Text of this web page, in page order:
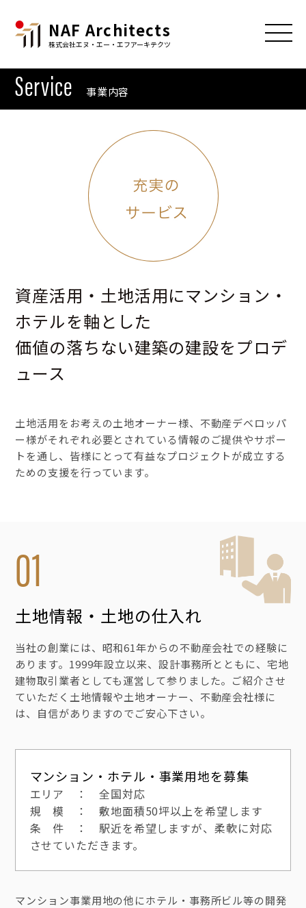
NAF Architects
株式会社エヌ・エー・エフアーキテクツ
Service 事業内容
資産活用・土地活用にマンション・
ホテルを軸とした
価値の落ちない建築の建設をプロデ
ュース
土地活用をお考えの土地オーナー様、不動産デベロッパ
ー様がそれぞれ必要とされている情報のご提供やサポー
トを通し、皆様にとって有益なプロジェクトが成立する
ための支援を行っています。
01
土地情報・土地の仕入れ
当社の創業には、昭和61年からの不動産会社での経験に
あります。1999年設立以来、設計事務所とともに、宅地
建物取引業者としても運営して参りました。ご紹介させ
ていただく土地情報や土地オーナー、不動産会社様に
は、自信がありますのでご安心下さい。
マンション・ホテル・事業用地を募集
エリア ： 全国対応
規 模 ： 敷地面積50坪以上を希望します
条 件 ： 駅近を希望しますが、柔軟に対応
させていただきます。
マンション事業用地の他にホテル・事務所ビル等の開発